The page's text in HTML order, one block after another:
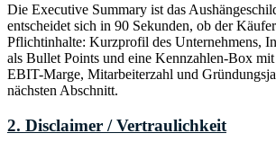
Die Executive Summary ist das
entscheidet sich in 90 Sekunden, ob der
Pflichtinhalte: Kurzprofil des Unternehmens,
als Bullet Points und eine Kennzahlen-Box
EBIT-Marge, Mitarbeiterzahl und
nächsten Abschnitt.
2. Disclaimer / Vertraulichkeit